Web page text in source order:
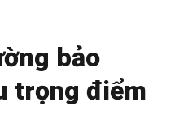
bảo
trọng điểm